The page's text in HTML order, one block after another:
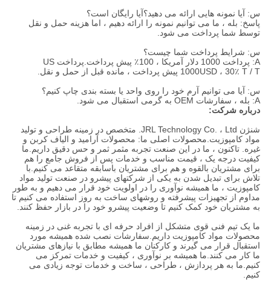
س: آیا نمونه هایی ارائه می دهید؟آیا رایگان است؟
پاسخ: بله ، ما می توانیم نمونه را ارائه دهیم ، اما هزینه حمل و نقل
توسط شما پرداخت می شود.
س: شرایط پرداخت شما چیست؟
A: پرداخت 1000 دلار آمریکا ، 100٪ پیش پرداخت.پرداخت US
1000USD ، 30٪ T / T پیش پرداخت ، مانده قبل از حمل و نقل.
س: آیا می توانیم آرم خود را روی واحد یا بسته بندی چاپ کنیم؟
A: بله ، سفارشات OEM به گرمی استقبال می شود.
درباره شرکت:
شنژن JRL Technology Co. ، Ltd. متخصص در زمینه طراحی و تولید
مواد کامپوزیت.محصولات اصلی ما: محصولات آرامید و الیاف کربن و
غیره. تاکنون ، ما در این صنعت تجربه مثمر ثمر و حس دقیق داریم.ما
کیفیت درجه یک ، قیمت مناسب و خدمات پس از فروش جامع را هم
برای مشتریان بالقوه و هم برای مشتریان باسابقه متقاعد می کنیم.با
تلاش برای تبدیل شدن به یکی از شرکتهای پیشرو در صنعت تولید مواد
کامپوزیت ، ما همیشه نوآوری را در اولویت خود قرار می دهیم و به طور
مداوم از تجهیزات پیشرفته و روشهای ساخت به روز استفاده می کنیم تا
به مشتریان خود کمک کنیم تا وضعیت پیشرو خود را در بازار حفظ کنند.
ما یک تیم فنی قوی متشکل از افراد حرفه ای با تجربه غنی در زمینه
محصولات مواد کامپوزیت داریم.سفارشات نصب شده همیشه مورد
استقبال قرار می گیرند و کارکنان ما همیشه مطابق با نیازهای مشتریان
ما کار می کنند.ما همیشه بر نوآوری ، کیفیت و خدمات تمرکز می
کنیم.ما به هر پردازش ، طراحی ، ساخت و خدمات توجه زیادی می
کنیم.